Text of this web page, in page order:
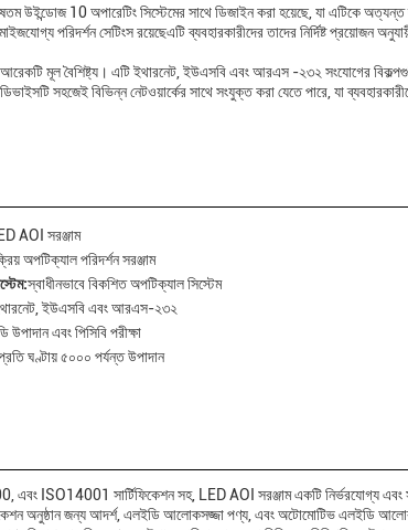
উইন্ডোজ 10 অপারেটিং সিস্টেমের সাথে ডিজাইন করা হয়েছে, যা এটিকে
পরিদর্শন সেটিংস রয়েছেএটি ব্যবহারকারীদের তাদের নির্দিষ্ট প্রয়োজন
মূল বৈশিষ্ট্য। এটি ইথারনেট, ইউএসবি এবং আরএস -২৩২ সংযোগের
সহজেই বিভিন্ন নেটওয়ার্কের সাথে সংযুক্ত করা যেতে পারে, যা
AOI সরঞ্জাম
অপটিক্যাল পরিদর্শন সরঞ্জাম
স্বাধীনভাবে বিকশিত অপটিক্যাল সিস্টেম
ইউএসবি এবং আরএস-২৩২
উপাদান এবং পিসিবি পরীক্ষা
ঘণ্টায় ৫০০০ পর্যন্ত উপাদান
ISO14001 সার্টিফিকেশন সহ, LED AOI সরঞ্জাম একটি নির্ভরযোগ্য এবং
অনুষ্ঠান জন্য আদর্শ, এলইডি আলোকসজ্জা পণ্য, এবং অটোমোটিভ এলইডি